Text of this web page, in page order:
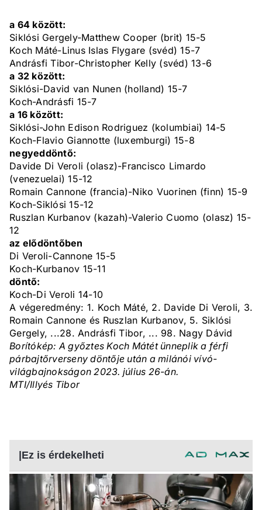
a 64 között:
Siklósi Gergely-Matthew Cooper (brit) 15-5
Koch Máté-Linus Islas Flygare (svéd) 15-7
Andrásfi Tibor-Christopher Kelly (svéd) 13-6
a 32 között:
Siklósi-David van Nunen (holland) 15-7
Koch-Andrásfi 15-7
a 16 között:
Siklósi-John Edison Rodriguez (kolumbiai) 14-5
Koch-Flavio Giannotte (luxemburgi) 15-8
negyeddöntő:
Davide Di Veroli (olasz)-Francisco Limardo
(venezuelai) 15-12
Romain Cannone (francia)-Niko Vuorinen (finn) 15-9
Koch-Siklósi 15-12
Ruszlan Kurbanov (kazah)-Valerio Cuomo (olasz) 15-
12
az elődöntőben
Di Veroli-Cannone 15-5
Koch-Kurbanov 15-11
döntő:
Koch-Di Veroli 14-10
A végeredmény: 1. Koch Máté, 2. Davide Di Veroli, 3.
Romain Cannone és Ruszlan Kurbanov, 5. Siklósi
Gergely, ...28. Andrásfi Tibor, ... 98. Nagy Dávid
Borítókép: A győztes Koch Mátét ünneplik a férfi
párbajtőrverseny döntője után a milánói vívó-
világbajnokságon 2023. július 26-án.
MTI/Illyés Tibor